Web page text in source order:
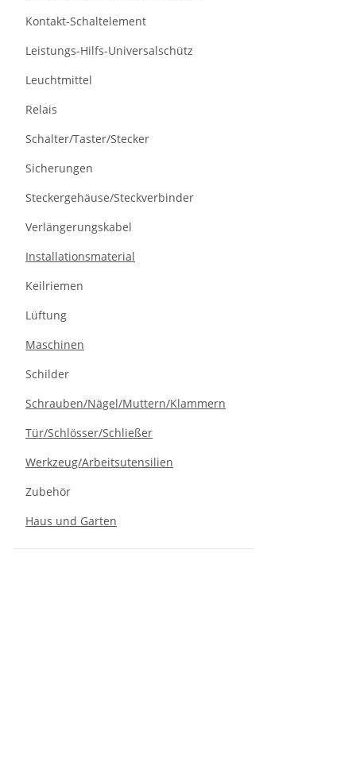
Kontakt-Schaltelement
Leistungs-Hilfs-Universalschütz
Leuchtmittel
Relais
Schalter/Taster/Stecker
Sicherungen
Steckergehäuse/Steckverbinder
Verlängerungskabel
Installationsmaterial
Keilriemen
Lüftung
Maschinen
Schilder
Schrauben/Nägel/Muttern/Klammern
Tür/Schlösser/Schließer
Werkzeug/Arbeitsutensilien
Zubehör
Haus und Garten